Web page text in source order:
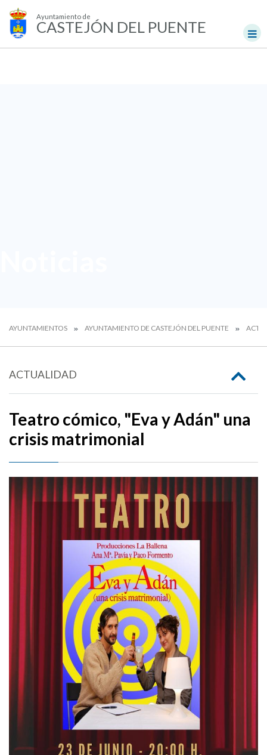
Ayuntamiento de
CASTEJÓN DEL PUENTE
AYUNTAMIENTOS AYUNTAMIENTO DE CASTEJÓN DEL PUENTE
ACTUALIDAD
Teatro cómico, "Eva y Adán" una
crisis matrimonial